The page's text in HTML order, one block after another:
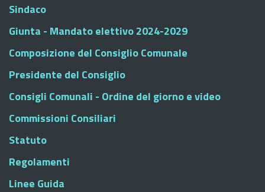
Sindaco
Giunta - Mandato elettivo 2024-2029
Composizione del Consiglio Comunale
Presidente del Consiglio
Consigli Comunali - Ordine del giorno e video
Commissioni Consiliari
Statuto
Regolamenti
Linee Guida